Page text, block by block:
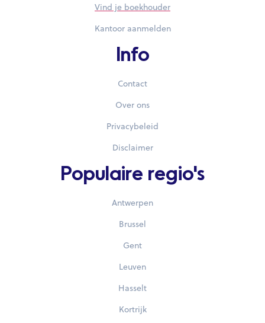
Vind je boekhouder
Kantoor aanmelden
Info
Contact
Over ons
Privacybeleid
Disclaimer
Populaire regio's
Antwerpen
Brussel
Gent
Leuven
Hasselt
Kortrijk